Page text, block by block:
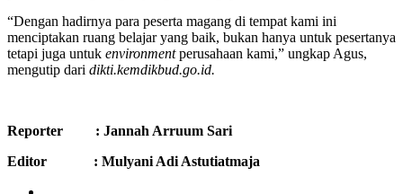
“Dengan hadirnya para peserta magang di tempat kami ini
menciptakan ruang belajar yang baik, bukan hanya untuk pesertanya
tetapi juga untuk environmentperusahaan kami,” ungkap Agus,
mengutip dari dikti.kemdikbud.go.id.
Reporter : Jannah Arruum Sari
Editor : Mulyani Adi Astutiatmaja